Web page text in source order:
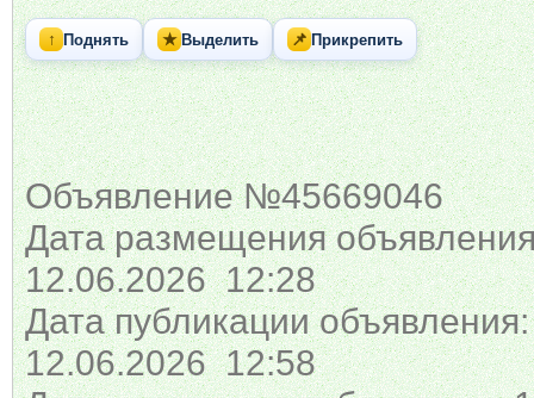
↑ Поднять ★ Выделить 📌 Прикрепить
Объявление №45669046
Дата размещения
12.06.2026 12:28
Дата публикации объявления:
12.06.2026 12:58